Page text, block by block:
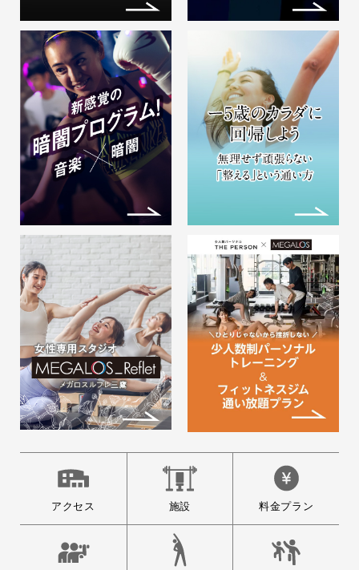
「ビジターチケット」とは… 会員登
録をせずに、メガ…
2026.08.05
8月スイムスクール体験受付中
◆泳げない方でも大歓迎◆
◆泳げない方も大歓迎◆ 習いたい
【重要】ロッカールーム（浴室
エリア含む）およびプールエリ
ア利用時間変更のお知らせ
ロッカールーム（浴室エリア含む）
およびプールエリア…
2024.08.06
各種ご案内
各種ご案内を以下からご確認頂けま
す。 ↓ ↓ コチ…
2026.06.11
8/14(金)～8/17(月) 夏期休館の
お知らせ
メガロス三鷹店は下記の期間、夏期
休館日とさせていた…
アクセス 施設 料金プラン